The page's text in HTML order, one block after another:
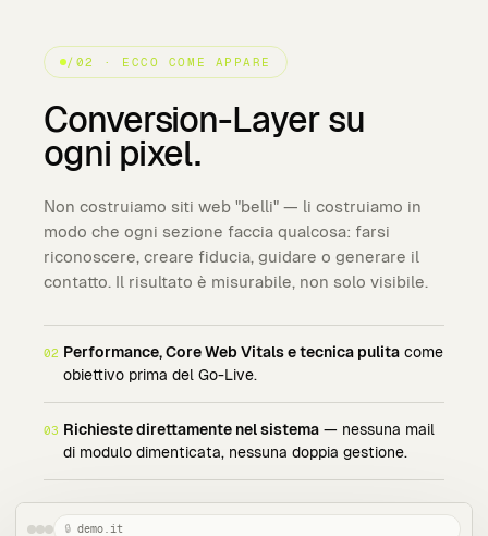
/02 · ECCO COME APPARE
Conversion-Layer su
ogni pixel.
Non costruiamo siti web "belli" — li costruiamo in
modo che ogni sezione faccia qualcosa: farsi
riconoscere, creare fiducia, guidare o generare il
contatto. Il risultato è misurabile, non solo visibile.
02 Performance, Core Web Vitals e tecnica pulita come
obiettivo prima del Go-Live.
03 Richieste direttamente nel sistema — nessuna mail
di modulo dimenticata, nessuna doppia gestione.
demo.it